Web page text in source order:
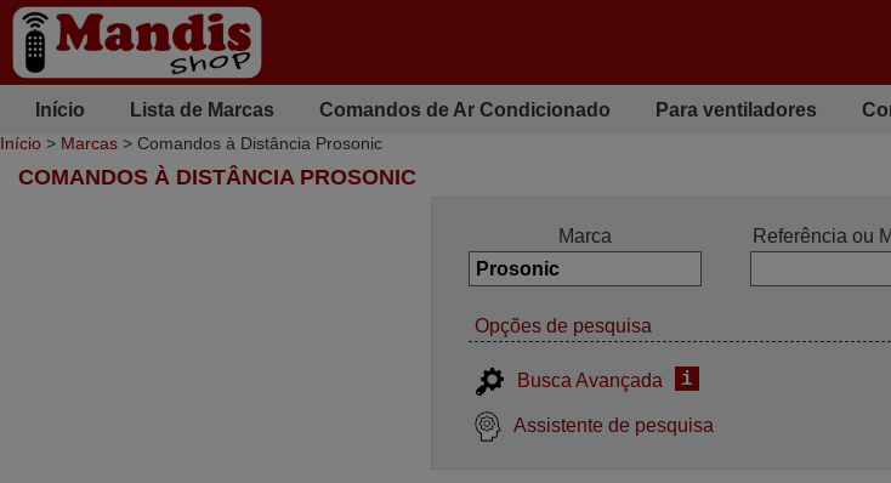
Início Lista de Marcas Comandos de Ar Condicionado Para ventiladores
Início > Marcas > Comandos à Distância Prosonic
COMANDOS À DISTÂNCIA PROSONIC
Marca Referência ou
Opções de pesquisa
Busca Avançada i
Assistente de pesquisa